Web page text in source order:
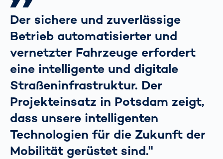
Der sichere und zuverlässige
Betrieb automatisierter und
vernetzter Fahrzeuge erfordert
eine intelligente und digitale
Straßeninfrastruktur. Der
Projekteinsatz in Potsdam zeigt,
dass unsere intelligenten
Technologien für die Zukunft der
Mobilität gerüstet sind."